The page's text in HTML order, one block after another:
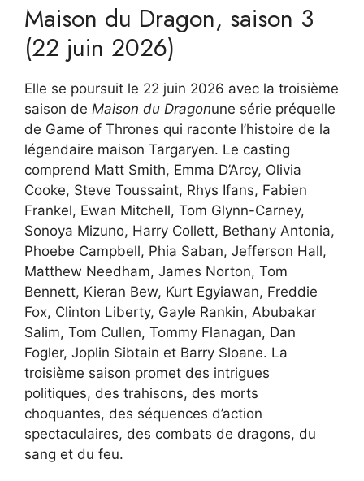
Maison du Dragon, saison 3
(22 juin 2026)
Elle se poursuit le 22 juin 2026 avec la troisième
saison de Maison du Dragonune série préquelle
de Game of Thrones qui raconte l’histoire de la
légendaire maison Targaryen. Le casting
comprend Matt Smith, Emma D’Arcy, Olivia
Cooke, Steve Toussaint, Rhys Ifans, Fabien
Frankel, Ewan Mitchell, Tom Glynn-Carney,
Sonoya Mizuno, Harry Collett, Bethany Antonia,
Phoebe Campbell, Phia Saban, Jefferson Hall,
Matthew Needham, James Norton, Tom
Bennett, Kieran Bew, Kurt Egyiawan, Freddie
Fox, Clinton Liberty, Gayle Rankin, Abubakar
Salim, Tom Cullen, Tommy Flanagan, Dan
Fogler, Joplin Sibtain et Barry Sloane. La
troisième saison promet des intrigues
politiques, des trahisons, des morts
choquantes, des séquences d’action
spectaculaires, des combats de dragons, du
sang et du feu.